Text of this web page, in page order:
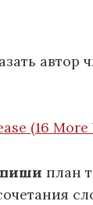
автор
(16
план